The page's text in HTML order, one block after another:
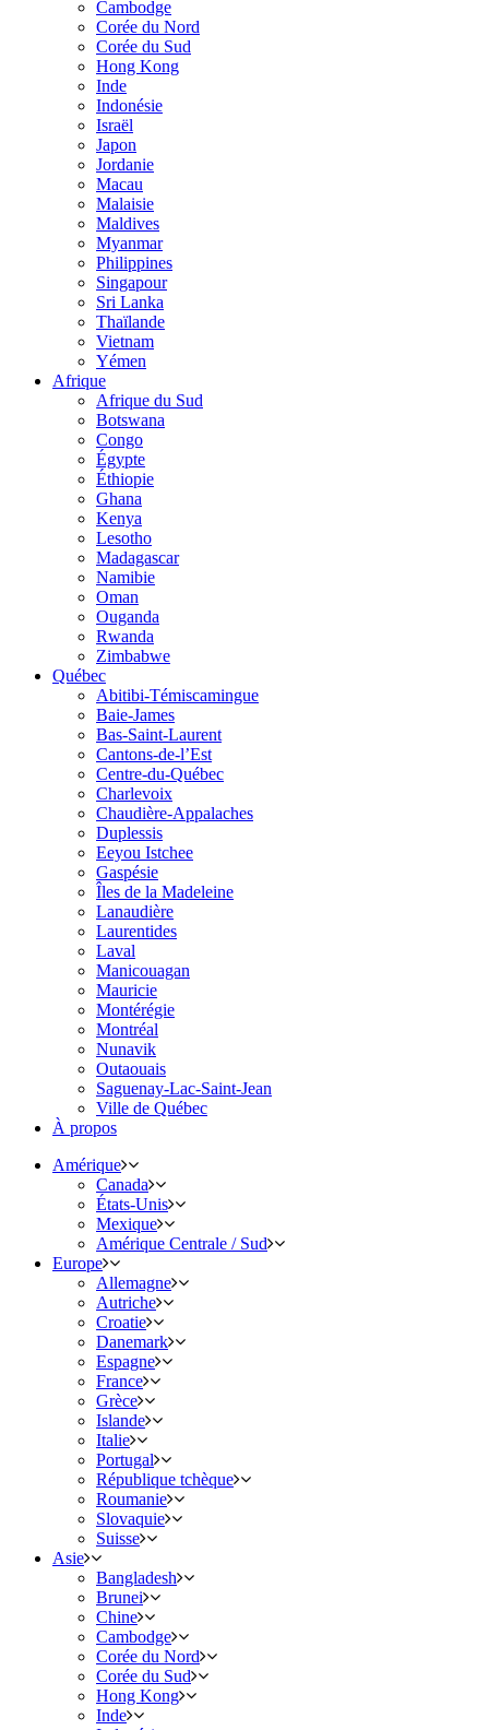
Cambodge
Corée du Nord
Corée du Sud
Hong Kong
Inde
Indonésie
Israël
Japon
Jordanie
Macau
Malaisie
Maldives
Myanmar
Philippines
Singapour
Sri Lanka
Thaïlande
Vietnam
Yémen
Afrique
Afrique du Sud
Botswana
Congo
Égypte
Éthiopie
Ghana
Kenya
Lesotho
Madagascar
Namibie
Oman
Ouganda
Rwanda
Zimbabwe
Québec
Abitibi-Témiscamingue
Baie-James
Bas-Saint-Laurent
Cantons-de-l’Est
Centre-du-Québec
Charlevoix
Chaudière-Appalaches
Duplessis
Eeyou Istchee
Gaspésie
Îles de la Madeleine
Lanaudière
Laurentides
Laval
Manicouagan
Mauricie
Montérégie
Montréal
Nunavik
Outaouais
Saguenay-Lac-Saint-Jean
Ville de Québec
À propos
Amérique
Canada
États-Unis
Mexique
Amérique Centrale / Sud
Europe
Allemagne
Autriche
Croatie
Danemark
Espagne
France
Grèce
Islande
Italie
Portugal
République tchèque
Roumanie
Slovaquie
Suisse
Asie
Bangladesh
Brunei
Chine
Cambodge
Corée du Nord
Corée du Sud
Hong Kong
Inde